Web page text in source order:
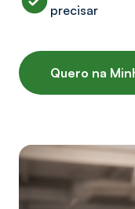
precisar
Quero na